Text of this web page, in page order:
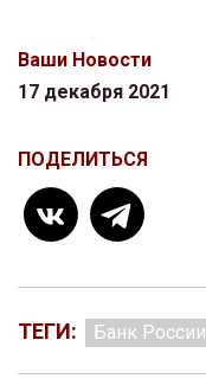
Ваши Новости
17 декабря 2021
ПОДЕЛИТЬСЯ
ТЕГИ: Банк России